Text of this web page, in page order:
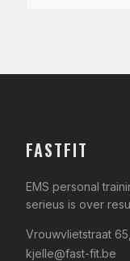
FASTFIT
EMS personal
serieus is over
Vrouwvlietstraat
kjelle@fast-fit.be